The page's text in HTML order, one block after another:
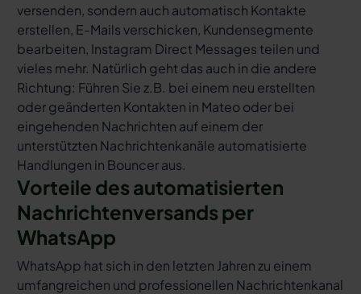
versenden, sondern auch automatisch Kontakte
erstellen, E-Mails verschicken, Kundensegmente
bearbeiten, Instagram Direct Messages teilen und
vieles mehr. Natürlich geht das auch in die andere
Richtung: Führen Sie z.B. bei einem neu erstellten
oder geänderten Kontakten in Mateo oder bei
eingehenden Nachrichten auf einem der
unterstützten Nachrichtenkanäle automatisierte
Handlungen in Bouncer aus.
Vorteile des automatisierten
Nachrichtenversands per
WhatsApp
WhatsApp hat sich in den letzten Jahren zu einem
umfangreichen und professionellen Nachrichtenkanal